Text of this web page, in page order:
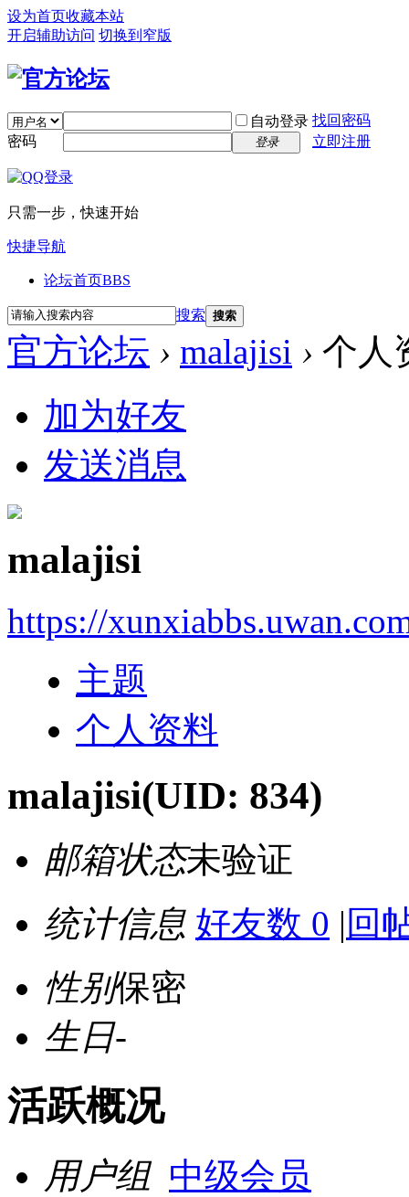
设为首页收藏本站
开启辅助访问 切换到窄版
自动登录 找回密码
密码
登录 立即注册
只需一步，快速开始
快捷导航
论坛首页BBS
搜索 搜索
官方论坛 › malajisi › 个人
加为好友
发送消息
malajisi
https://
主题
个人资料
malajisi(UID: 834)
邮箱状态未验证
统计信息 好友数 0 | 回
性别保密
生日-
活跃概况
用户组 中级会员